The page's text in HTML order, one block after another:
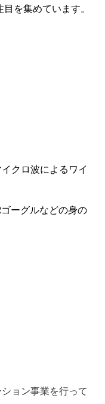
を集めています。
クロ波によるワイ
ーグルなどの身の
ョン事業を行って